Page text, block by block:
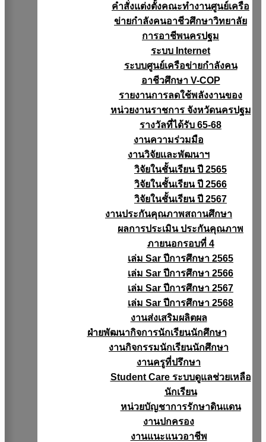
คำสั่งแต่งตั้งคณะทำงานศูนย์เครือ
ข่ายกำลังคนอาชีวศึกษาวิทยาลัย
การอาชีพนครปฐม
ระบบ Internet
ระบบศูนย์เครือข่ายกำลังคน
อาชีวศึกษา V-COP
รายงานการลดใช้พลังงานของ
หน่วยงานราชการ จังหวัดนครปฐม
รางวัลที่ได้รับ 65-68
งานความร่วมมือ
งานวิจัยเเละพัฒนาฯ
วิจัยในชั้นเรียน ปี 2565
วิจัยในชั้นเรียน ปี 2566
วิจัยในชั้นเรียน ปี 2567
งานประกันคุณภาพสถานศึกษา
ผลการประเมิน ประกันคุณภาพ
ภายนอกรอบที่ 4
เล่ม Sar ปีการศึกษา 2565
เล่ม Sar ปีการศึกษา 2566
เล่ม Sar ปีการศึกษา 2567
เล่ม Sar ปีการศึกษา 2568
งานส่งเสริมผลิตผล
ฝ่ายพัฒนากิจการนักเรียนนักศึกษา
งานกิจกรรมนักเรียนนักศึกษา
งานครูที่ปรึกษา
Student Care ระบบดูแลช่วยเหลือ
นักเรียน
หน่วยบัญชาการรักษาดินแดน
งานปกครอง
งานแนะแนวอาชีพ